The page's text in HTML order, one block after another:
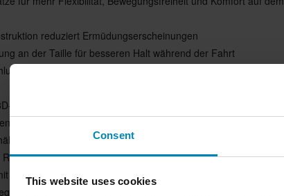
Consent
This website uses cookies
reduziert Ermüdungserscheinungen
an der Taille für besseren Halt während der Fahrt
an der Taille ermöglicht Befestigung einer Motorradjacke von
strukturiertem Komfortmaterial am inneren Kragenfutter
mit Platz für Nucleon Brust- und Rückeneinsätze (als
Reißverschluss und eine wasserdichte Innentasche vorne
Nucleon Flex Plus Schulter- und Ellenbogenschützer für